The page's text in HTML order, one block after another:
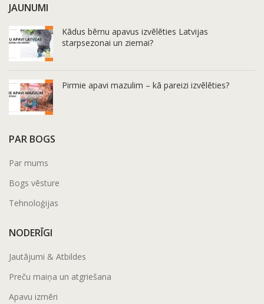
JAUNUMI
Kādus bērnu apavus izvēlēties Latvijas
starpsezonai un ziemai?
Pirmie apavi mazulim – kā pareizi izvēlēties?
PAR BOGS
Par mums
Bogs vēsture
Tehnoloģijas
NODERĪGI
Jautājumi & Atbildes
Preču maiņa un atgriešana
Apavu izmēri